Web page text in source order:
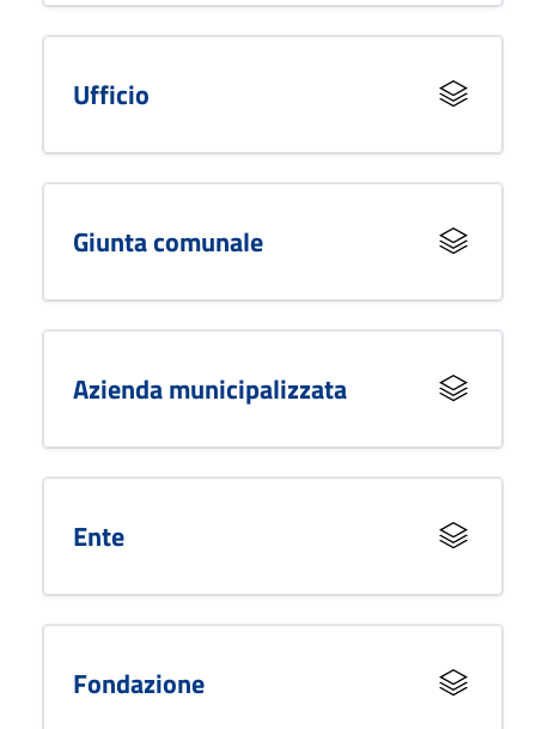
Ufficio
Giunta comunale
Azienda municipalizzata
Ente
Fondazione